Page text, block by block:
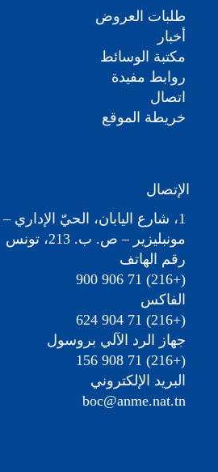
طلبات العروض
أخبار
مكتبة الوسائط
روابط مفيدة
اتصال
خريطة الموقع
الإتصال
مونبليزير – ص. ب. 213، تونس
رقم الهاتف
(+216) 71 906 900
الفاكس
(+216) 71 904 624
جهاز الرد الآلي بروسول
(+216) 71 908 156
البريد الإلكتروني
boc@anme.nat.tn